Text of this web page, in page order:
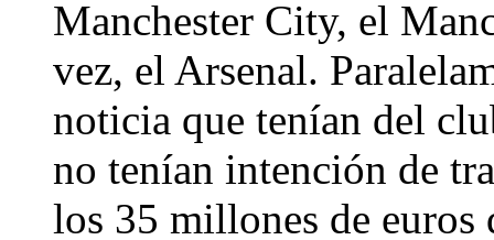
Manchester City, el
vez, el Arsenal.
noticia que tenían del
no tenían intención de
los 35 millones de